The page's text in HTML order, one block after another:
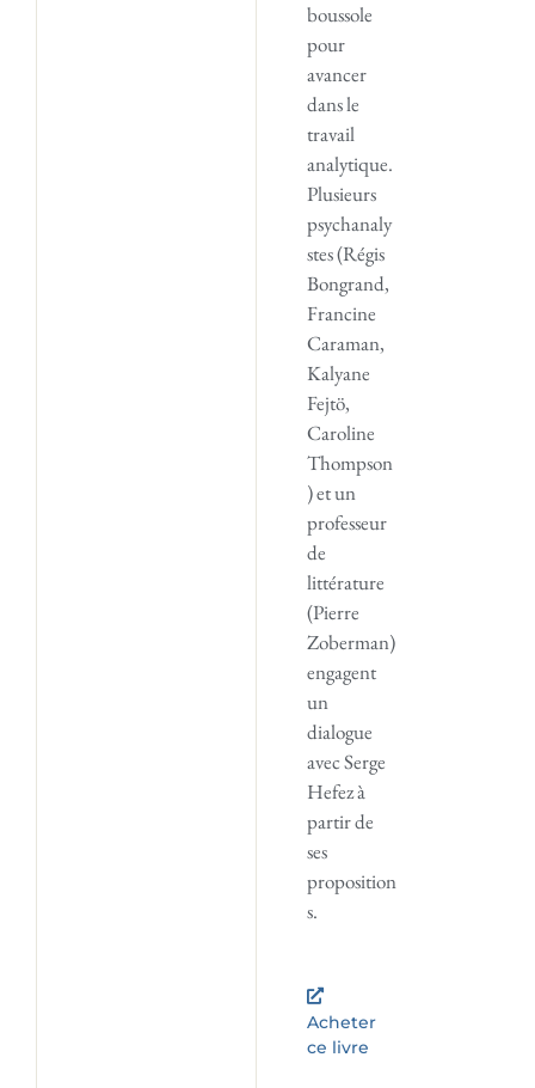
boussole
pour
avancer
dans le
travail
analytique.
Plusieurs
psychanaly
stes (Régis
Bongrand,
Francine
Caraman,
Kalyane
Fejtö,
Caroline
Thompson
) et un
professeur
de
littérature
(Pierre
Zoberman)
engagent
un
dialogue
avec Serge
Hefez à
partir de
ses
proposition
s.
Acheter
ce livre